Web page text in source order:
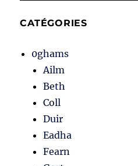
CATÉGORIES
0ghams
Ailm
Beth
Coll
Duir
Eadha
Fearn